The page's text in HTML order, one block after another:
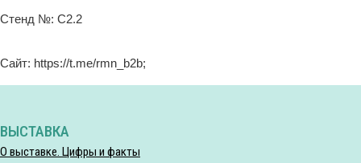
Стенд №: C2.2
Сайт: https://t.me/rmn_b2b;
ВЫСТАВКА
О выставке. Цифры и факты